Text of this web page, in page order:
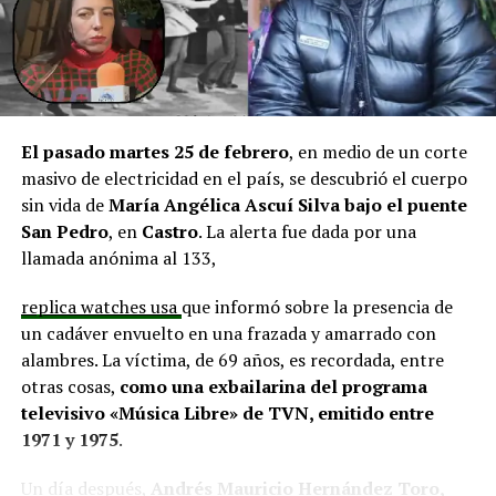
y el cierre perimetral del Club Deportivo Aucar, obras
fundamentales para el desarrollo comunitario.
El alcalde de Quemchi, Javier Ugarte, expresó una
situación similar, señalando que en su comuna tienen
proyectos elegibles tanto en PMU como en PMB, pero
que hasta la fecha no han recibido respuesta clara sobre
si se entregarán los recursos.“Preocupa esta situación,
estos son proyectos que vienen trabajándose desde
hace tiempo y que hoy están en riesgo por la falta de
En la comuna deCuraco de Vélez, la alcaldesa Javiera
Yáñezindicó que históricamente la Subdere ha apoyado
a los municipios en diversos proyectos y que confía en
que durante el año se asignen nuevos recursos, aunque
reconoció una disminución evidente en comparación
ha presentado iniciativas por más de 200 millones de
El pasado martes 25 de febrero, en medio de un corte
masivo de electricidad en el país, se descubrió el cuerpo
sin vida deMaría Angélica Ascuí Silvabajo el puente
San Pedro, en Castro. La alerta fue dada por una
llamada anónima al 133,
replica watches usa que informó sobre la presencia de
un cadáver envuelto en una frazada y amarrado con
alambres. La víctima, de 69 años, es recordada, entre
otras cosas, como una exbailarina del programa
televisivo «Música Libre» de TVN, emitido entre
1971 y 1975.
Un día después,
Andrés Mauricio Hernández Toro,